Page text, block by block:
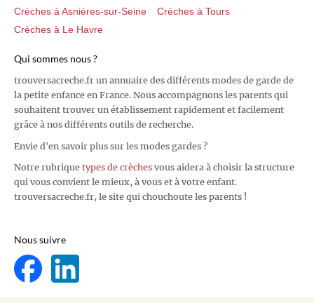
Crèches à Asnières-sur-Seine
Crèches à Tours
Crèches à Le Havre
Qui sommes nous ?
trouversacreche.fr un annuaire des différents modes de garde de
la petite enfance en France. Nous accompagnons les parents qui
souhaitent trouver un établissement rapidement et facilement
grâce à nos différents outils de recherche.
Envie d'en savoir plus sur les modes gardes ?
Notre rubrique types de crèches vous aidera à choisir la structure
qui vous convient le mieux, à vous et à votre enfant.
trouversacreche.fr, le site qui chouchoute les parents !
Nous suivre